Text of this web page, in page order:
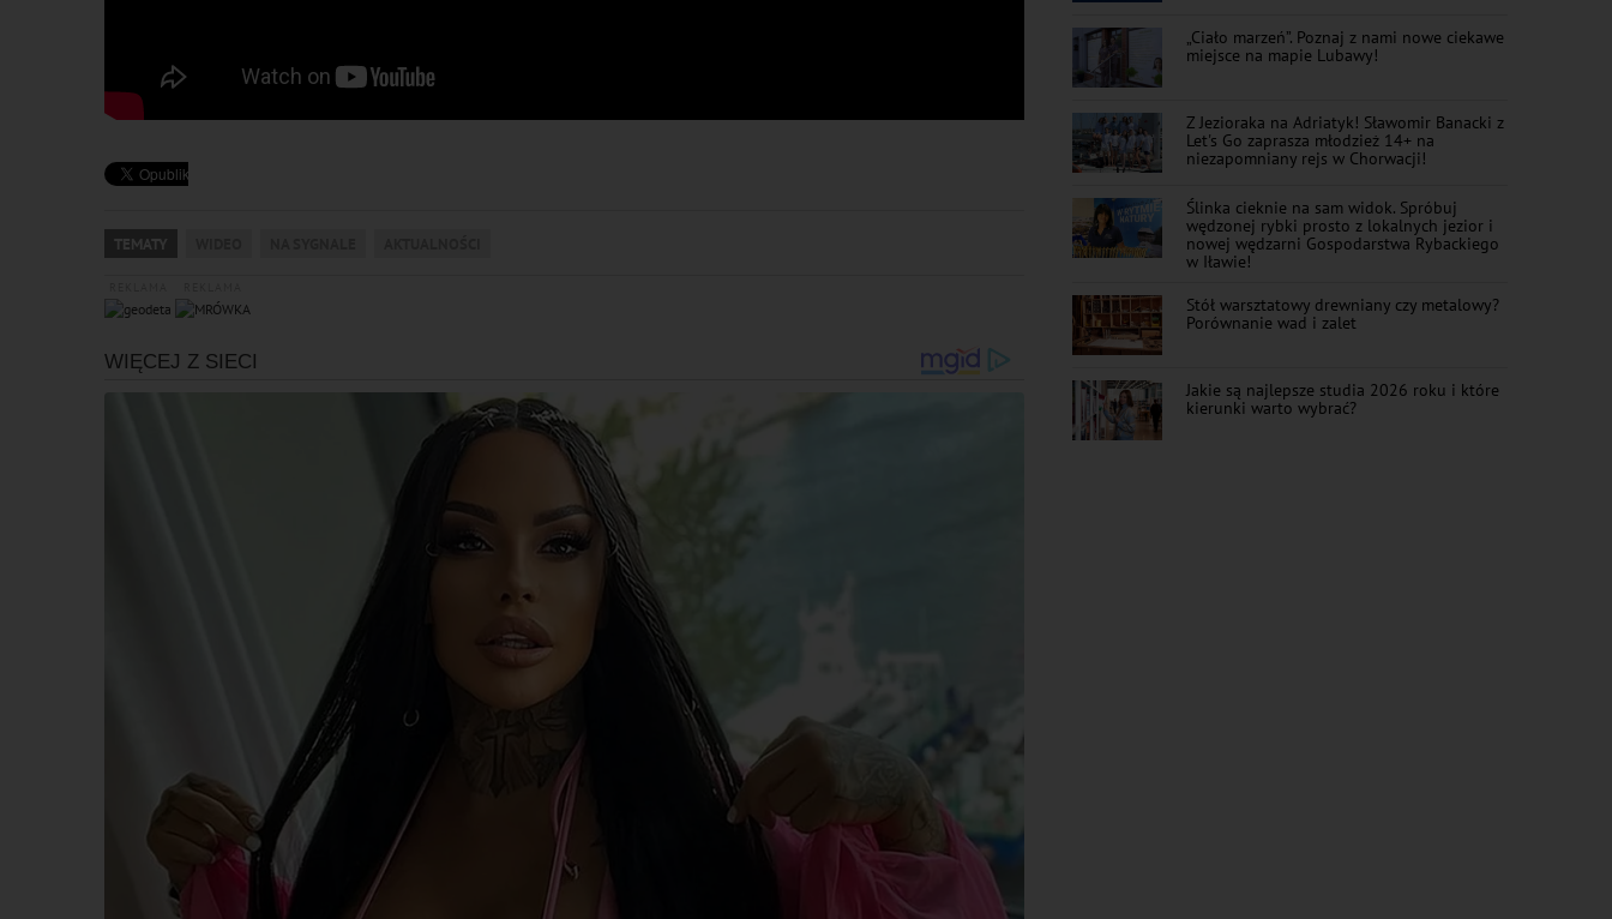
TEMATY
„Ciało marzeń”. Poznaj z nami nowe ciekawe
miejsce na mapie Lubawy!
Z Jezioraka na Adriatyk! Sławomir Banacki z
Let's Go zaprasza młodzież 14+ na
niezapomniany rejs w Chorwacji!
Ślinka cieknie na sam widok. Spróbuj
wędzonej rybki prosto z lokalnych jezior i
nowej wędzarni Gospodarstwa Rybackiego
w Iławie!
Stół warsztatowy drewniany czy metalowy?
Porównanie wad i zalet
Jakie są najlepsze studia 2026 roku i które
kierunki warto wybrać?